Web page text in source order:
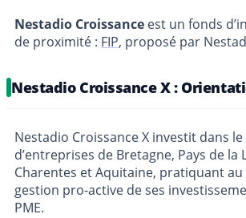
Nestadio Croissance est un fonds
de proximité : FIP, proposé par
Nestadio Croissance X :
Nestadio Croissance X investit dans
d’entreprises de Bretagne, Pays de la
Charentes et Aquitaine, pratiquant
gestion pro-active de ses
PME.